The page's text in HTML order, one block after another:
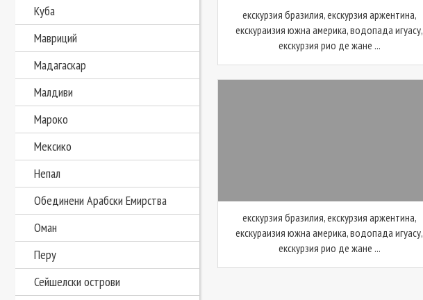
Куба
Мавриций
Мадагаскар
Малдиви
Мароко
Мексико
Непал
Обединени Арабски Емирства
Оман
Перу
Сейшелски острови
екскурзия бразилия, екскурзия аржентина,
екскураизия южна америка, водопада игуасу,
екскурзия рио де жане ...
екскурзия бразилия, екскурзия аржентина,
екскураизия южна америка, водопада игуасу,
екскурзия рио де жане ...